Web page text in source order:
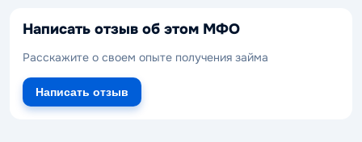
Написать отзыв об этом МФО
Расскажите о своем опыте получения займа
Написать отзыв